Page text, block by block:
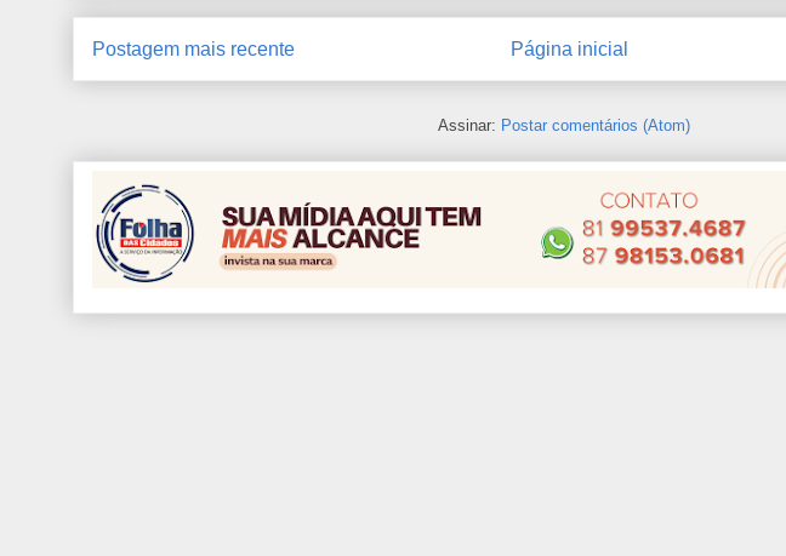
Postagem mais recente Página inicial
Assinar: Postar comentários (Atom)